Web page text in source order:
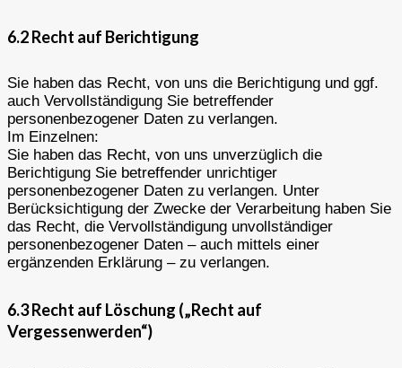
6.2 Recht auf Berichtigung
Sie haben das Recht, von uns die Berichtigung und ggf.
auch Vervollständigung Sie betreffender
personenbezogener Daten zu verlangen.
Im Einzelnen:
Sie haben das Recht, von uns unverzüglich die
Berichtigung Sie betreffender unrichtiger
personenbezogener Daten zu verlangen. Unter
Berücksichtigung der Zwecke der Verarbeitung haben Sie
das Recht, die Vervollständigung unvollständiger
personenbezogener Daten – auch mittels einer
ergänzenden Erklärung – zu verlangen.
6.3 Recht auf Löschung („Recht auf
Vergessenwerden“)